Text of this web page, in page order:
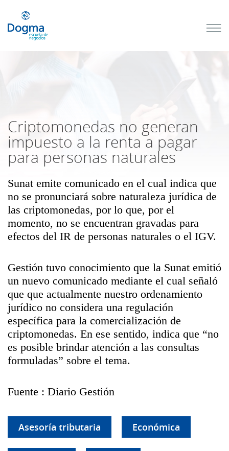
Criptomonedas no generan
impuesto a la renta a pagar
para personas naturales
Sunat emite comunicado en el cual indica que
no se pronunciará sobre naturaleza jurídica de
las criptomonedas, por lo que, por el
momento, no se encuentran gravadas para
efectos del IR de personas naturales o el IGV.
Gestión tuvo conocimiento que la Sunat emitió
un nuevo comunicado mediante el cual señaló
que que actualmente nuestro ordenamiento
jurídico no considera una regulación
específica para la comercialización de
criptomonedas. En ese sentido, indica que “no
es posible brindar atención a las consultas
formuladas” sobre el tema.
Fuente : Diario Gestión
Asesoría tributaria Económica
próximos